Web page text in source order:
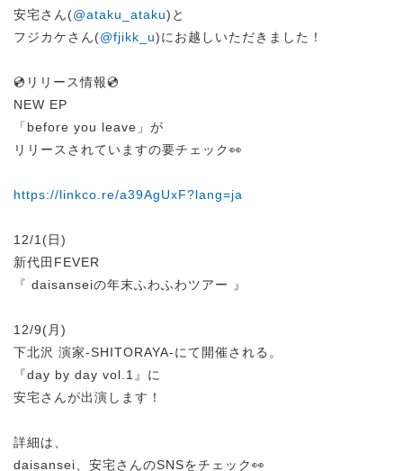
安宅さん(@ataku_ataku)と
フジカケさん(@fjikk_u)にお越しいただきました！
💿リリース情報💿
NEW EP
「before you leave」が
リリースされていますの要チェック👀
https://linkco.re/a39AgUxF?lang=ja
12/1(日)
新代田FEVER
『 daisanseiの年末ふわふわツアー 』
12/9(月)
下北沢 演家-SHITORAYA-にて開催される。
『day by day vol.1』に
安宅さんが出演します！
詳細は、
daisansei、安宅さんのSNSをチェック👀